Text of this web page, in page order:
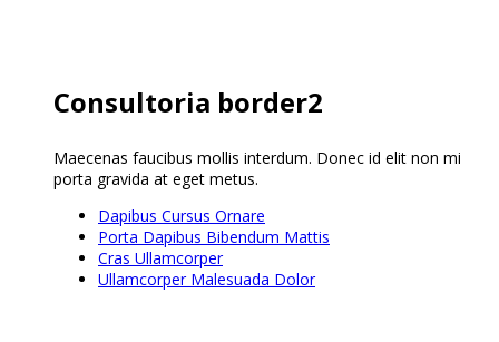
Consultoria border2
Maecenas faucibus mollis interdum. Donec id elit non mi
porta gravida at eget metus.
Dapibus Cursus Ornare
Porta Dapibus Bibendum Mattis
Cras Ullamcorper
Ullamcorper Malesuada Dolor